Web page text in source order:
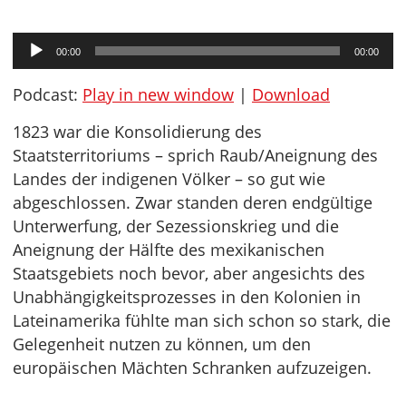
Audio-
Player
00:00 00:00
Podcast: Play in new window | Download
1823 war die Konsolidierung des
Staatsterritoriums – sprich Raub/Aneignung des
Landes der indigenen Völker – so gut wie
abgeschlossen. Zwar standen deren endgültige
Unterwerfung, der Sezessionskrieg und die
Aneignung der Hälfte des mexikanischen
Staatsgebiets noch bevor, aber angesichts des
Unabhängigkeitsprozesses in den Kolonien in
Lateinamerika fühlte man sich schon so stark, die
Gelegenheit nutzen zu können, um den
europäischen Mächten Schranken aufzuzeigen.